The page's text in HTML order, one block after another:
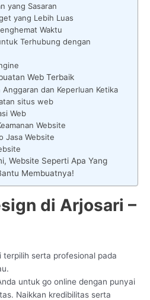
yang Sasaran
yang Lebih Luas
Waktu
Terhubung dengan
Web Terbaik
dan Keperluan Ketika
situs web
Web
Website
Jasa Website
Website Seperti Apa Yang
Membuatnya!
di Arjosari –
terpilih serta profesional pada
untuk go online dengan punyai
Naikkan kredibilitas serta